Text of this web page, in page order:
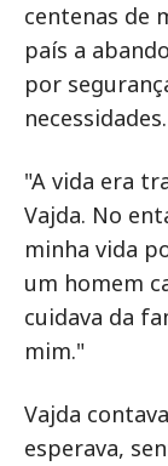
centenas de
país a
por
necessidades.
"A vida era
Vajda. No
minha vida
um homem
cuidava da
mim."
Vajda
esperava,